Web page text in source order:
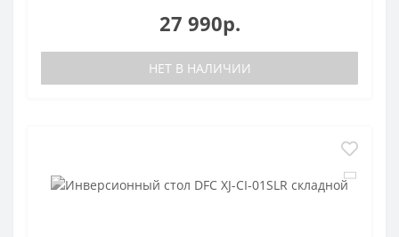
27 990р.
НЕТ В НАЛИЧИИ